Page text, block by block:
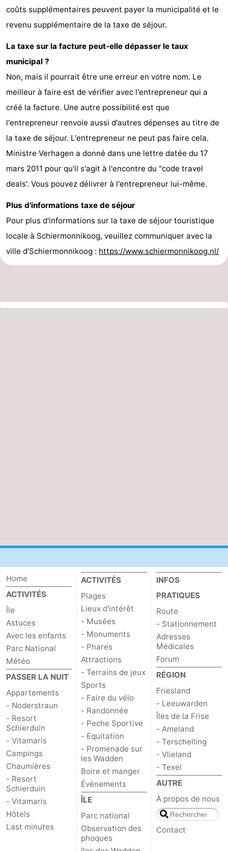
coûts supplémentaires peuvent payer la municipalité et le
revenu supplémentaire de la taxe de séjour.
La taxe sur la facture peut-elle dépasser le taux
municipal ?
Non, mais il pourrait être une erreur en votre nom. Le
meilleur à faire est de vérifier avec l'entrepreneur qui a
créé la facture. Une autre possibilité est que
l'entrepreneur renvoie aussi d'autres dépenses au titre de
la taxe de séjour. L'entrepreneur ne peut pas faire cela.
Ministre Verhagen a donné dans une lettre datée du 17
mars 2011 pour qu'il s'agit à l'encontre du "code travel
deals'. Vous pouvez délivrer à l'entrepreneur lui-même.
Plus d'informations taxe de séjour
Pour plus d'informations sur la taxe de séjour touristique
locale à Schiermonnikoog, veuillez communiquer avec la
ville d’Schiermonnikoog : https://www.schiermonnikoog.nl/
Home
ACTIVITÉS
Île
Astuces
Avec les enfants
Parc National
Météo
PASSER LA NUIT
Appartements
- Noderstraun
- Resort
Schierduin
- Vitamaris
Campings
Chaumières
- Resort
Schierduin
- Vitamaris
Hôtels
Last minutes
ACTIVITÉS
Plages
Lieux d'intérêt
- Musées
- Monuments
- Phares
Attractions
- Terrains de jeux
Sports
- Faire du vélo
- Randonnée
- Peche Sportive
- Equitation
- Promenade sur
les Wadden
Boire et manger
Événements
ÎLE
Parc national
Observation des
phoques
INFOS
PRATIQUES
Route
- Stationnement
Adresses
Médicales
Forum
RÉGION
Friesland
- Leeuwarden
Îles de la Frise
- Ameland
- Terschelling
- Vlieland
- Texel
AUTRE
À propos de nous
Contact